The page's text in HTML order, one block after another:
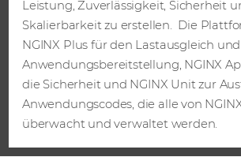
Leistung, Zuverlässigkeit, Sicherheit
Skalierbarkeit zu erstellen. Die
NGINX Plus für den Lastausgleich
Anwendungsbereitstellung, NGINX
die Sicherheit und NGINX Unit zur
Anwendungscodes, die alle von
überwacht und verwaltet werden.